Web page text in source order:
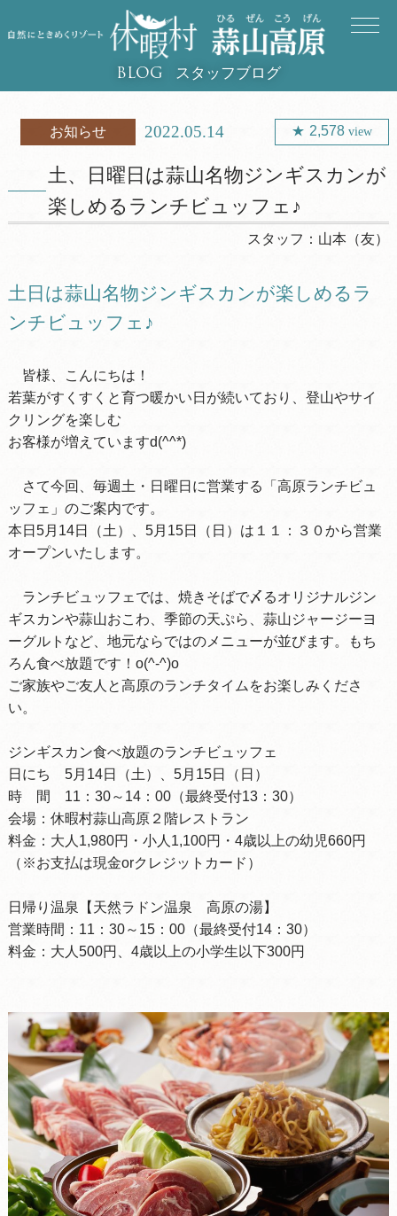
BLOG スタッフブログ
お知らせ 2022.05.14 2,578view
土、日曜日は蒜山名物ジンギスカンが
楽しめるランチビュッフェ♪
スタッフ： 山本（友）
土日は蒜山名物ジンギスカンが楽しめるラ
ンチビュッフェ♪
皆様、こんにちは！
若葉がすくすくと育つ暖かい日が続いており、登山やサイ
クリングを楽しむ
お客様が増えていますd(^^*)
さて今回、毎週土・日曜日に営業する「高原ランチビュ
ッフェ」のご案内です。
本日5月14日（土）、5月15日（日）は１１：３０から営業
オープンいたします。
ランチビュッフェでは、焼きそばで〆るオリジナルジン
ギスカンや蒜山おこわ、季節の天ぷら、蒜山ジャージーヨ
ーグルトなど、地元ならではのメニューが並びます。もち
ろん食べ放題です！o(^-^)o
ご家族やご友人と高原のランチタイムをお楽しみくださ
い。
ジンギスカン食べ放題のランチビュッフェ
日にち 5月14日（土）、5月15日（日）
時 間 11：30～14：00（最終受付13：30）
会場：休暇村蒜山高原２階レストラン
料金：大人1,980円・小人1,100円・4歳以上の幼児660円
（※お支払は現金orクレジットカード）
日帰り温泉【天然ラドン温泉 高原の湯】
営業時間：11：30～15：00（最終受付14：30）
料金：大人500円、4歳以上の小学生以下300円